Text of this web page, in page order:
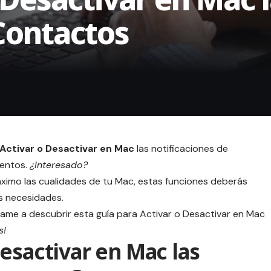
Activar o Desactivar en Mac las notificaciones de
¿Interesado?
las cualidades de tu Mac, estas funciones deberás
necesidades.
a descubrir esta guía para Activar o Desactivar en Mac
en Mac las